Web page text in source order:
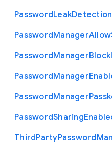
PasswordLeakDetection
PasswordManagerAllow
PasswordManager
PasswordManager
PasswordManager
PasswordSharing
ThirdPartyPassword